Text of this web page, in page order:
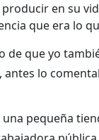
en su
que era lo
que yo
lo
pequeña